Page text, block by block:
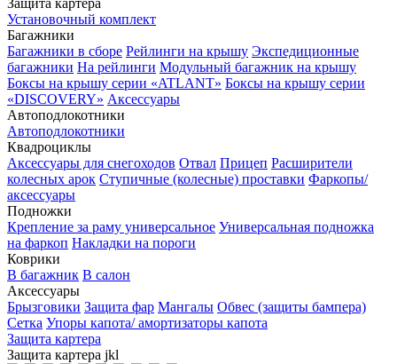
Защита картера
Установочный комплект
Багажники
Багажники в сборе Рейлинги на крышу Экспедиционные
багажники На рейлинги Модульный багажник на крышу
Боксы на крышу серии «ATLANT» Боксы на крышу серии
«DISCOVERY» Аксессуары
Автоподлокотники
Автоподлокотники
Квадроциклы
Аксессуары для снегоходов Отвал Прицеп Расширители
колесных арок Ступичные (колесные) проставки Фаркопы/
аксессуары
Подножки
Крепление за раму универсальное Универсальная подножка
на фаркоп Накладки на пороги
Коврики
В багажник В салон
Аксессуары
Брызговики Защита фар Мангалы Обвес (защиты бампера)
Сетка Упоры капота/ амортизаторы капота
Защита картера
Защита картера jkl